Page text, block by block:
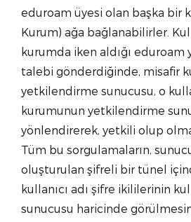
eduroam üyesi olan başka bir
Kurum) ağa bağlanabilirler.
kurumda iken aldığı eduroam
talebi gönderdiğinde, misafir
yetkilendirme sunucusu, o
kurumunun yetkilendirme
yönlendirerek, yetkili olup
Tüm bu sorgulamaların,
oluşturulan şifreli bir tünel
kullanıcı adı şifre ikililerinin
sunucusu haricinde